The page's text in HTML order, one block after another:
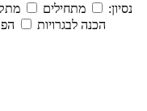
נסיון:
מתחילים
הכנה לבגרויות